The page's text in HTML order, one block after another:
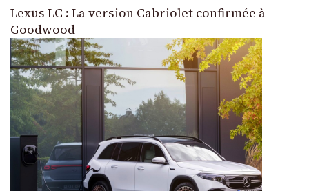
Lexus LC : La version Cabriolet confirmée à
Goodwood